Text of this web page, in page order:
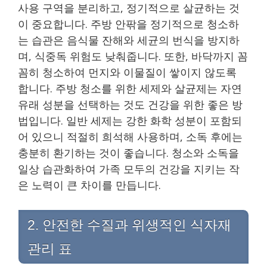
사용 구역을 분리하고, 정기적으로 살균하는 것
이 중요합니다. 주방 안팎을 정기적으로 청소하
는 습관은 음식물 잔해와 세균의 번식을 방지하
며, 식중독 위험도 낮춰줍니다. 또한, 바닥까지 꼼
꼼히 청소하여 먼지와 이물질이 쌓이지 않도록
합니다. 주방 청소를 위한 세제와 살균제는 자연
유래 성분을 선택하는 것도 건강을 위한 좋은 방
법입니다. 일반 세제는 강한 화학 성분이 포함되
어 있으니 적절히 희석해 사용하며, 소독 후에는
충분히 환기하는 것이 좋습니다. 청소와 소독을
일상 습관화하여 가족 모두의 건강을 지키는 작
은 노력이 큰 차이를 만듭니다.
2. 안전한 수질과 위생적인 식자재
관리 표